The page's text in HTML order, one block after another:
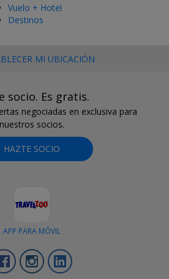
Vuelo + Hotel
Destinos
MI UBICACIÓN
socio. Es gratis.
negociadas en exclusiva para
nuestros socios.
HAZTE SOCIO
APP PARA MÓVIL
FacebookInstagram